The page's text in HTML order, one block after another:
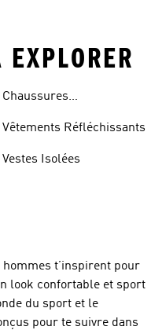
Chaussures
Vêtements Réfléchissants
Vestes Isolées
t’inspirent pour
look confortable et sport
du sport et le
pour te suivre dans